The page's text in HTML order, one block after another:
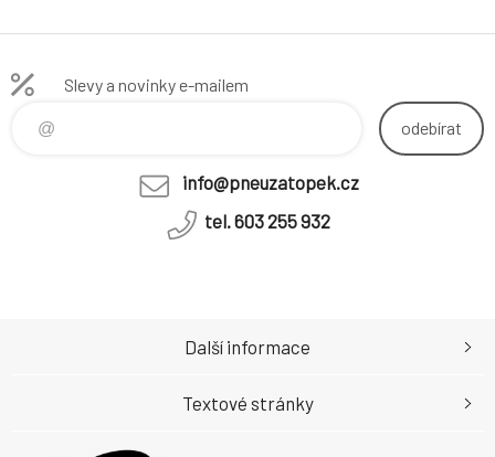
Slevy a novinky e-mailem
odebírat
info@pneuzatopek.cz
tel. 603 255 932
Další informace
Textové stránky